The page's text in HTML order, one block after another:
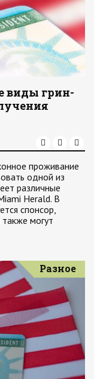
виды грин-
проживание
одной из
различные
Herald. В
спонсор,
могут
Разное